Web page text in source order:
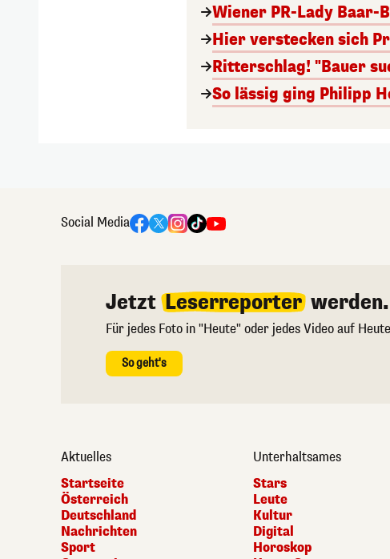
Wiener PR-Lady
Hier verstecken sich
Ritterschlag! "Bauer
So lässig ging Philipp
Social Media
Jetzt Leserreporter werden.
Für jedes Foto in "Heute" oder jedes Video auf
So geht's
Aktuelles
Startseite
Österreich
Deutschland
Nachrichten
Sport
Unterhaltsames
Stars
Leute
Kultur
Digital
Horoskop